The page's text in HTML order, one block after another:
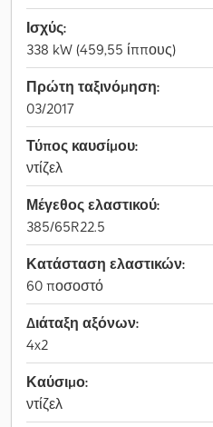
Ισχύς:
338 kW (459,55 ίππους)
Πρώτη ταξινόμηση:
03/2017
Τύπος καυσίμου:
ντίζελ
Μέγεθος ελαστικού:
385/65R22.5
Κατάσταση ελαστικών:
60 ποσοστό
Διάταξη αξόνων:
4x2
Καύσιμο:
ντίζελ